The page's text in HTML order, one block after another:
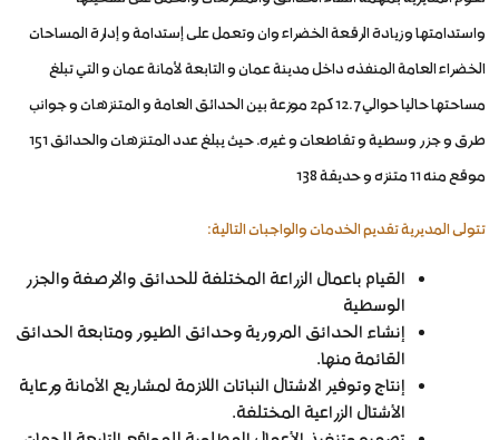
واستدامتها وزيادة الرقعة الخضراء وان وتعمل على إستدامة و إدارة المساحات
الخضراء العامة المنفذه داخل مدينة عمان و التابعة لأمانة عمان و التي تبلغ
مساحتها حاليا حوالي 12.7 كم2 موزعة بين الحدائق العامة و المتنزهات و جوانب
طرق و جزر وسطية و تقاطعات و غيره. حيث يبلغ عدد المتنزهات والحدائق 151
موقع منه 11 متنزه و حديقة 138
تتولى المديرية تقديم الخدمات والواجبات التالية:
القيام باعمال الزراعة المختلفة للحدائق والارصفة والجزر
الوسطية
إنشاء الحدائق المرورية وحدائق الطيور ومتابعة الحدائق
القائمة منها.
إنتاج وتوفير الاشتال النباتات اللازمة لمشاريع الأمانة ورعاية
الأشتال الزراعية المختلفة.